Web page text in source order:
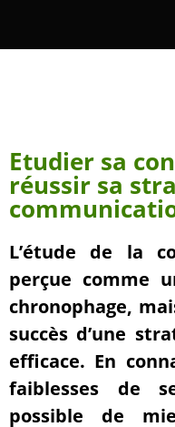
Etudier sa
réussir sa
L’étude de la
perçue comme
chronophage,
succès d’une
efficace. En
faiblesses de
possible de